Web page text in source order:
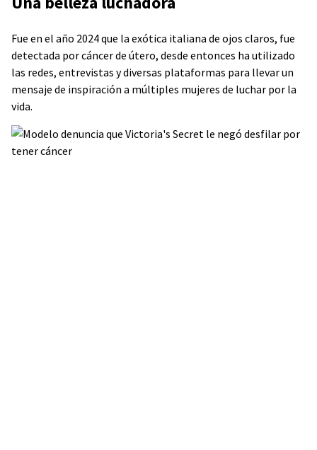
Fue en el año 2024 que la exótica italiana de ojos claros, fue
detectada por cáncer de útero, desde entonces ha utilizado
las redes, entrevistas y diversas plataformas para llevar un
mensaje de inspiración a múltiples mujeres de luchar por la
vida.